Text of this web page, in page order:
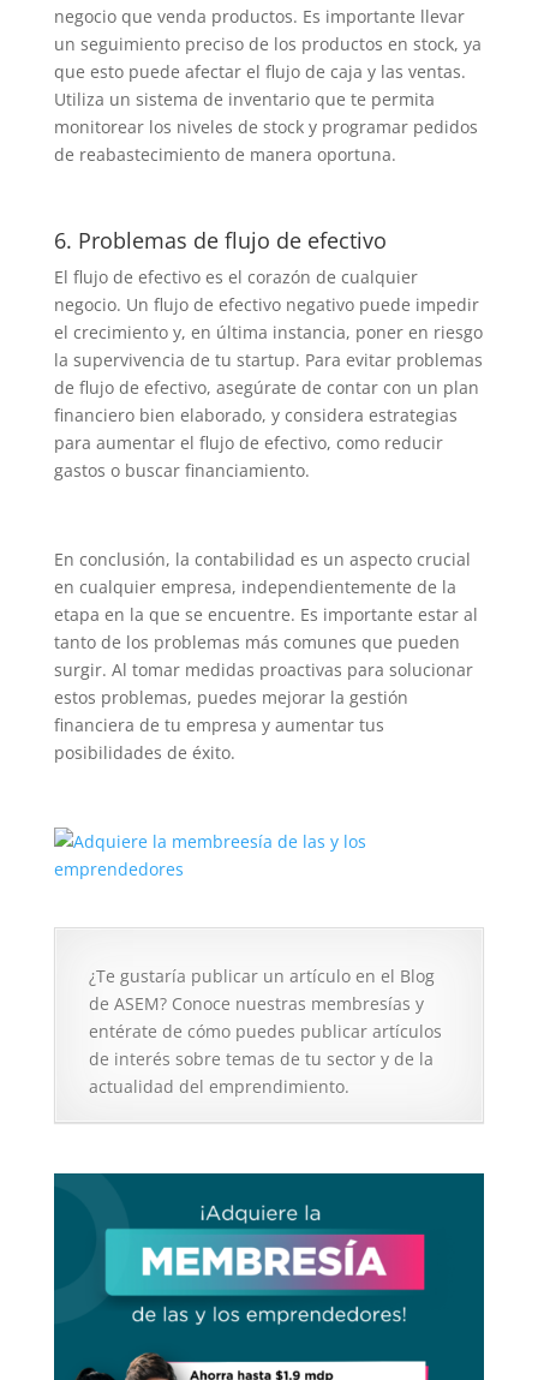
negocio que venda productos. Es importante llevar
un seguimiento preciso de los productos en stock, ya
que esto puede afectar el flujo de caja y las ventas.
Utiliza un sistema de inventario que te permita
monitorear los niveles de stock y programar pedidos
de reabastecimiento de manera oportuna.
6. Problemas de flujo de efectivo
El flujo de efectivo es el corazón de cualquier
negocio. Un flujo de efectivo negativo puede impedir
el crecimiento y, en última instancia, poner en riesgo
la supervivencia de tu startup. Para evitar problemas
de flujo de efectivo, asegúrate de contar con un plan
financiero bien elaborado, y considera estrategias
para aumentar el flujo de efectivo, como reducir
gastos o buscar financiamiento.
En conclusión, la contabilidad es un aspecto crucial
en cualquier empresa, independientemente de la
etapa en la que se encuentre. Es importante estar al
tanto de los problemas más comunes que pueden
surgir. Al tomar medidas proactivas para solucionar
estos problemas, puedes mejorar la gestión
financiera de tu empresa y aumentar tus
posibilidades de éxito.
¿Te gustaría publicar un artículo en el Blog
de ASEM? Conoce nuestras membresías y
entérate de cómo puedes publicar artículos
de interés sobre temas de tu sector y de la
actualidad del emprendimiento.